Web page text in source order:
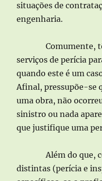
situações de
engenharia.
Comumente,
serviços de perícia
quando este é um
Afinal, pressupõe-se
uma obra, não
sinistro ou nada
que justifique uma
Além do que,
distintas (perícia e